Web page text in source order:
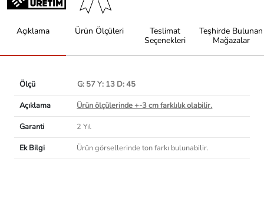
Açıklama Ürün Ölçüleri
Teslimat
Seçenekleri
Teşhirde Bulunan
Mağazalar
Ölçü
G: 57 Y: 13 D: 45
Açıklama
Ürün ölçülerinde +-3 cm farklılık olabilir.
Garanti
2 Yıl
Ek Bilgi
Ürün görsellerinde ton farkı bulunabilir.